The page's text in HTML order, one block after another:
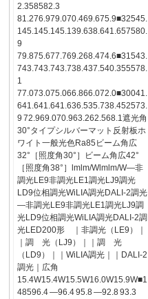
2.358582.3
81.276.979.070.469.675.9■32545.
145.145.145.139.638.641.657580.
9
79.875.677.769.268.474.6■31543.
743.743.743.738.437.540.355578.
1
77.073.075.066.866.072.0■30041.
641.641.641.636.535.738.452573.
9 72.969.070.963.262.568.1遮光角
30°タイプシルバーマット反射板ホ
ワイト一般光色Ra85ビーム角広
32°［照度角30°］ビーム角広42°
［照度角38°］lmlm/Wlmlm/W―非
調光LE9非調光LE1調光LJ9調光
LD9位相調光WiLIA調光DALI-2調光
―非調光LE9非調光LE1調光LJ9調
光LD9位相調光WiLIA調光DALI-2調
光LED200形 ｜非調光（LE9）｜
｜調 光（LJ9）｜｜調 光
（LD9）｜｜WiLIA調光｜｜DALI-2
調光｜広角
15.4W15.4W15.5W16.0W15.9W■1
48596.4 ―96.4 95.8 ―92.8 93.3